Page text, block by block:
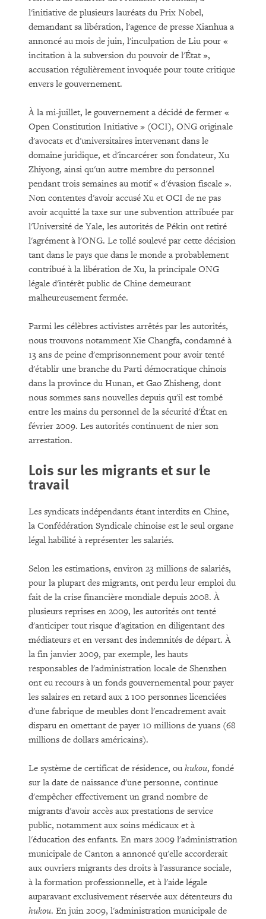
l'initiative de plusieurs lauréats du Prix Nobel,
demandant sa libération, l'agence de presse Xianhua a
annoncé au mois de juin, l'inculpation de Liu pour «
incitation à la subversion du pouvoir de l'État »,
accusation régulièrement invoquée pour toute critique
envers le gouvernement.
À la mi-juillet, le gouvernement a décidé de fermer «
Open Constitution Initiative » (OCI), ONG originale
d'avocats et d'universitaires intervenant dans le
domaine juridique, et d'incarcérer son fondateur, Xu
Zhiyong, ainsi qu'un autre membre du personnel
pendant trois semaines au motif « d'évasion fiscale ».
Non contentes d'avoir accusé Xu et OCI de ne pas
avoir acquitté la taxe sur une subvention attribuée par
l'Université de Yale, les autorités de Pékin ont retiré
l'agrément à l'ONG. Le tollé soulevé par cette décision
tant dans le pays que dans le monde a probablement
contribué à la libération de Xu, la principale ONG
légale d'intérêt public de Chine demeurant
malheureusement fermée.
Parmi les célèbres activistes arrêtés par les autorités,
nous trouvons notamment Xie Changfa, condamné à
13 ans de peine d'emprisonnement pour avoir tenté
d'établir une branche du Parti démocratique chinois
dans la province du Hunan, et Gao Zhisheng, dont
nous sommes sans nouvelles depuis qu'il est tombé
entre les mains du personnel de la sécurité d'État en
février 2009. Les autorités continuent de nier son
arrestation.
Lois sur les migrants et sur le
travail
Les syndicats indépendants étant interdits en Chine,
la Confédération Syndicale chinoise est le seul organe
légal habilité à représenter les salariés.
Selon les estimations, environ 23 millions de salariés,
pour la plupart des migrants, ont perdu leur emploi du
fait de la crise financière mondiale depuis 2008. À
plusieurs reprises en 2009, les autorités ont tenté
d'anticiper tout risque d'agitation en diligentant des
médiateurs et en versant des indemnités de départ. À
la fin janvier 2009, par exemple, les hauts
responsables de l'administration locale de Shenzhen
ont eu recours à un fonds gouvernemental pour payer
les salaires en retard aux 2 100 personnes licenciées
d'une fabrique de meubles dont l'encadrement avait
disparu en omettant de payer 10 millions de yuans (68
millions de dollars américains).
Le système de certificat de résidence, ou hukou, fondé
sur la date de naissance d'une personne, continue
d'empêcher effectivement un grand nombre de
migrants d'avoir accès aux prestations de service
public, notamment aux soins médicaux et à
l'éducation des enfants. En mars 2009 l'administration
municipale de Canton a annoncé qu'elle accorderait
aux ouvriers migrants des droits à l'assurance sociale,
à la formation professionnelle, et à l'aide légale
auparavant exclusivement réservée aux détenteurs du
hukou. En juin 2009, l'administration municipale de